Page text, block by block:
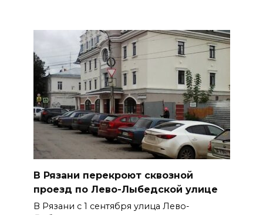
В Рязани перекроют сквозной
проезд по Лево-Лыбедской улице
В Рязани с 1 сентября улица Лево-